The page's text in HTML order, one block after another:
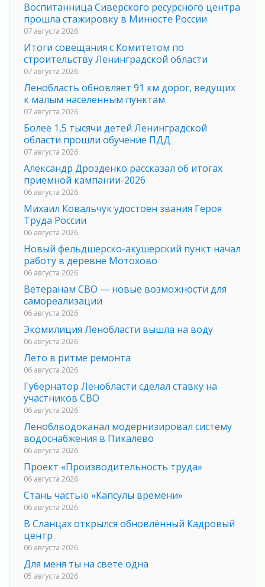
Воспитанница Сиверского ресурсного центра
прошла стажировку в Минюсте России
07 августа 2026
Итоги совещания с Комитетом по
строительству Ленинградской области
07 августа 2026
Ленобласть обновляет 91 км дорог, ведущих
к малым населенным пунктам
07 августа 2026
Более 1,5 тысячи детей Ленинградской
области прошли обучение ПДД
07 августа 2026
Александр Дрозденко рассказал об итогах
приемной кампании-2026
06 августа 2026
Михаил Ковальчук удостоен звания Героя
Труда России
06 августа 2026
Новый фельдшерско-акушерский пункт начал
работу в деревне Мотохово
06 августа 2026
Ветеранам СВО — новые возможности для
самореализации
06 августа 2026
Экомилиция Ленобласти вышла на воду
06 августа 2026
Лето в ритме ремонта
06 августа 2026
Губернатор Ленобласти сделал ставку на
участников СВО
06 августа 2026
Леноблводоканал модернизировал систему
водоснабжения в Пикалево
06 августа 2026
Проект «Производительность труда»
06 августа 2026
Стань частью «Капсулы времени»
06 августа 2026
В Сланцах открылся обновлённый Кадровый
центр
06 августа 2026
Для меня ты на свете одна
05 августа 2026